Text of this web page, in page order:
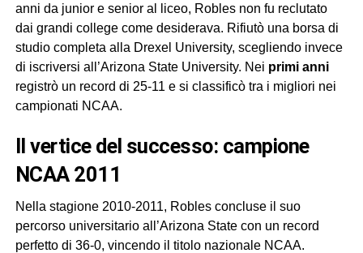
anni da junior e senior al liceo, Robles non fu reclutato
dai grandi college come desiderava. Rifiutò una borsa di
studio completa alla Drexel University, scegliendo invece
di iscriversi all’Arizona State University. Nei primi anni
registrò un record di 25-11 e si classificò tra i migliori nei
campionati NCAA.
Il vertice del successo: campione
NCAA 2011
Nella stagione 2010-2011, Robles concluse il suo
percorso universitario all’Arizona State con un record
perfetto di 36-0, vincendo il titolo nazionale NCAA.